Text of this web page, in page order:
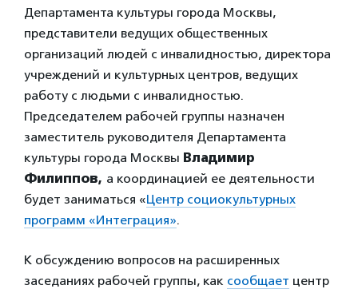
Департамента культуры города Москвы,
представители ведущих общественных
организаций людей с инвалидностью, директора
учреждений и культурных центров, ведущих
работу с людьми с инвалидностью.
Председателем рабочей группы назначен
заместитель руководителя Департамента
культуры города Москвы Владимир
Филиппов, а координацией ее деятельности
будет заниматься «Центр социокультурных
программ «Интеграция».
К обсуждению вопросов на расширенных
заседаниях рабочей группы, как сообщает центр